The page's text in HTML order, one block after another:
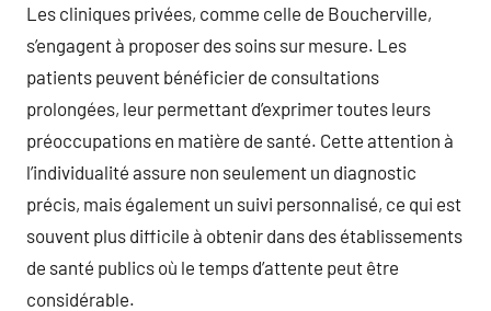
Les cliniques privées, comme celle de Boucherville,
s’engagent à proposer des soins sur mesure. Les
patients peuvent bénéficier de consultations
prolongées, leur permettant d’exprimer toutes leurs
préoccupations en matière de santé. Cette attention à
l’individualité assure non seulement un diagnostic
précis, mais également un suivi personnalisé, ce qui est
souvent plus difficile à obtenir dans des établissements
de santé publics où le temps d’attente peut être
considérable.